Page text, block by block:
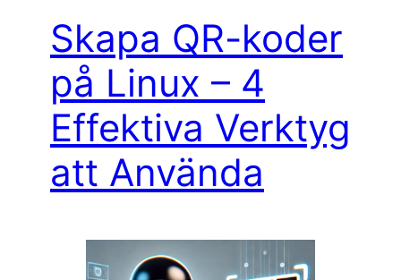
Skapa QR-koder
på Linux – 4
Effektiva Verktyg
att Använda